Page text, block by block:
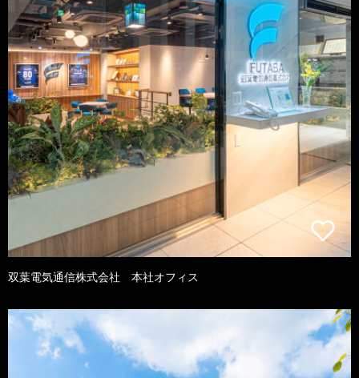
双葉電気通信株式会社 本社オフィス